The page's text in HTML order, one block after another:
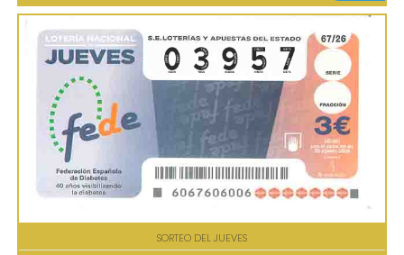
SORTEO DEL JUEVES